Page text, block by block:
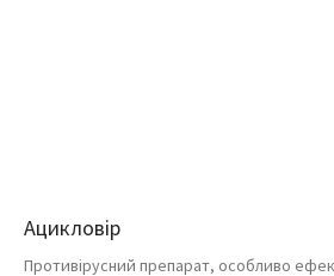
Ацикловір
Противірусний препарат, особливо